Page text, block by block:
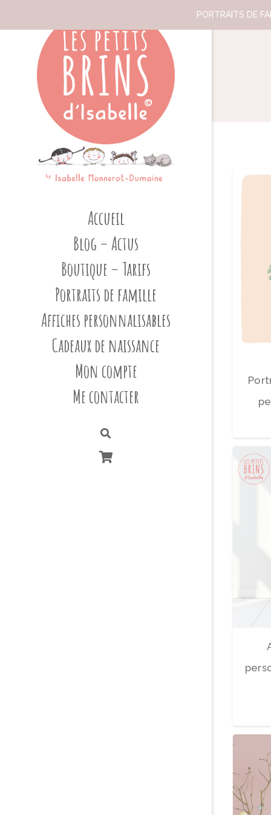
Accueil
Blog – Actus
Boutique – Tarifs
Portraits de famille
Affiches personnalisables
Cadeaux de naissance
Mon compte
Me contacter
PORTRAITS DE